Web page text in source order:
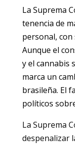
La Suprema
tenencia de
personal, con
Aunque el
y el cannabis
marca un
brasileña. El
políticos
La Suprema
despenalizar